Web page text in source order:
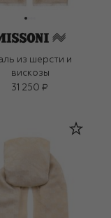
из шерсти и
вискозы
31 250 ₽